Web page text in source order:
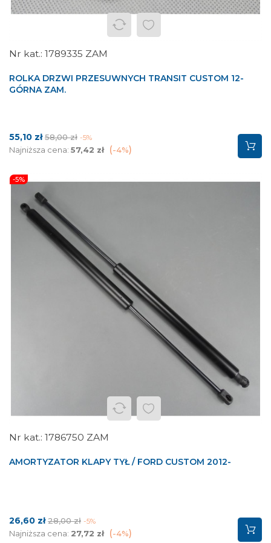
1789335 ZAM
ROLKA DRZWI PRZESUWNYCH TRANSIT CUSTOM 12-
GÓRNA ZAM.
Cena
55,10 zł Cena
podstawowa
58,00 zł -5%
Najniższa cena: 57,42 zł -4%
-5%
1786750 ZAM
AMORTYZATOR KLAPY TYŁ / FORD CUSTOM 2012-
Cena
26,60 zł Cena
podstawowa
28,00 zł -5%
Najniższa cena: 27,72 zł -4%